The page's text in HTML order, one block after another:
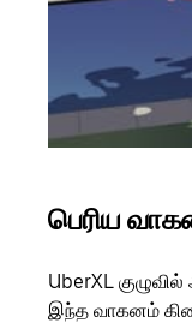
பெரிய
UberXL
இந்த வாகனம்